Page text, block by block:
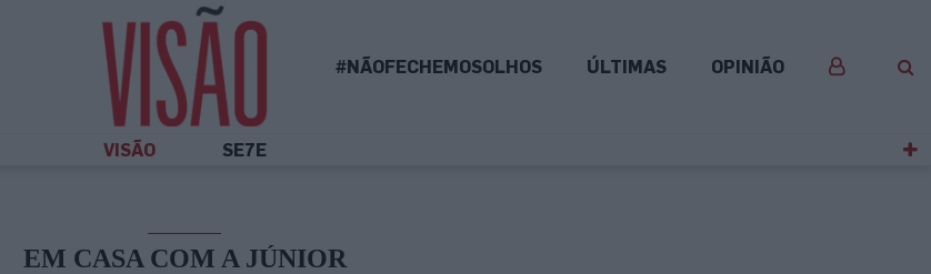
#NÃOFECHEMOSOLHOS ÚLTIMAS OPINIÃO
VISÃO SE7E
EM CASA COM A JÚNIOR